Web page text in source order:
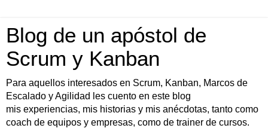
Blog de un apóstol de
Scrum y Kanban
Para aquellos interesados en Scrum, Kanban, Marcos de
Escalado y Agilidad les cuento en este blog
mis experiencias, mis historias y mis anécdotas, tanto como
coach de equipos y empresas, como de trainer de cursos.